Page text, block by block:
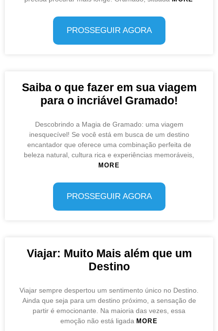
PROSSEGUIR AGORA
Saiba o que fazer em sua viagem
para o incriável Gramado!
Descobrindo a Magia de Gramado: uma viagem
inesquecível! Se você está em busca de um destino
encantador que oferece uma combinação perfeita de
beleza natural, cultura rica e experiências memoráveis,
MORE
PROSSEGUIR AGORA
Viajar: Muito Mais além que um
Destino
Viajar sempre despertou um sentimento único no Destino.
Ainda que seja para um destino próximo, a sensação de
partir é emocionante. Na maioria das vezes, essa
emoção não está ligada MORE